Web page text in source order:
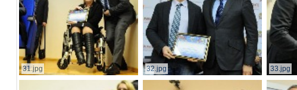
31.jpg 32.jpg 33.jpg